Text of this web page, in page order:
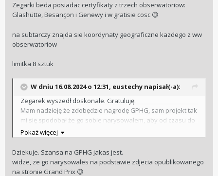
Zegarki beda posiadac certyfikaty z trzech obserwatoriow:
Glashütte, Besançon i Genewy i w gratisie cosc 😉
na subtarczy znajda sie koordynaty geograficzne kazdego z ww
obserwatoriow
limitka 8 sztuk
W dniu 16.08.2024 o 12:31, eustechy napisał(-a):
Zegarek wyszedł doskonale. Gratuluję.
Mam nadzieję że zdobędzie nagrodę GPHG, sam projekt tak
mi się spodobał że go sobie narysowałem, aby od czasu do
czasu na niego popatrzeć.
Pokaż więcej
Dziekuje. Szansa na GPHG jakas jest.
widze, ze go narysowales na podstawie zdjecia opublikowanego
na stronie Grand Prix 😉